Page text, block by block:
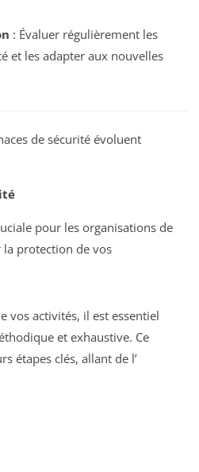
: Évaluer régulièrement les
et les adapter aux nouvelles
de sécurité évoluent
pour les organisations de
protection de vos
vos activités, il est essentiel
et exhaustive. Ce
étapes clés, allant de l’